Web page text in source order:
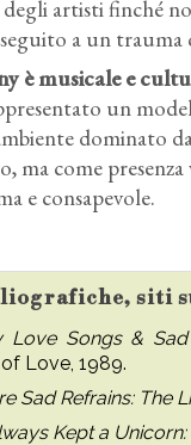
artisti finché
a un trauma
è musicale e
un
dominato
ma come
e consapevole.
siti
Love Songs &
Love, 1989.
Sad Refrains: The
Kept a